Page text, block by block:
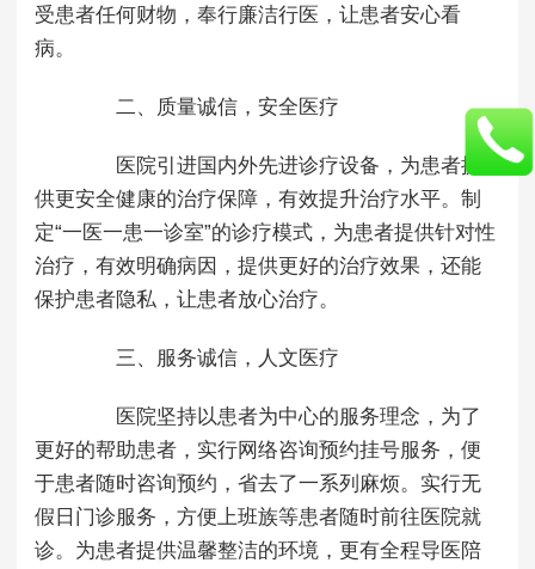
受患者任何财物，奉行廉洁行医，让患者安心看
病。
二、质量诚信，安全医疗
医院引进国内外先进诊疗设备，为患者提
供更安全健康的治疗保障，有效提升治疗水平。制
定“一医一患一诊室”的诊疗模式，为患者提供针对性
治疗，有效明确病因，提供更好的治疗效果，还能
保护患者隐私，让患者放心治疗。
三、服务诚信，人文医疗
医院坚持以患者为中心的服务理念，为了
更好的帮助患者，实行网络咨询预约挂号服务，便
于患者随时咨询预约，省去了一系列麻烦。实行无
假日门诊服务，方便上班族等患者随时前往医院就
诊。为患者提供温馨整洁的环境，更有全程导医陪